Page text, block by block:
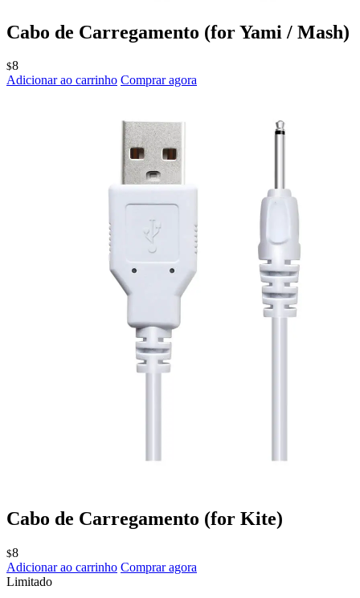
Cabo de Carregamento (for Yami / Mash)
$8
Adicionar ao carrinho Comprar agora
Cabo de Carregamento (for Kite)
$8
Adicionar ao carrinho Comprar agora
Limitado